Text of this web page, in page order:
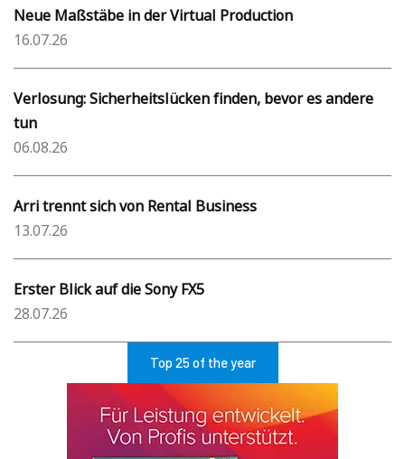
Neue Maßstäbe in der Virtual Production
16.07.26
Verlosung: Sicherheitslücken finden, bevor es andere
tun
06.08.26
Arri trennt sich von Rental Business
13.07.26
Erster Blick auf die Sony FX5
28.07.26
Top 25 of the year